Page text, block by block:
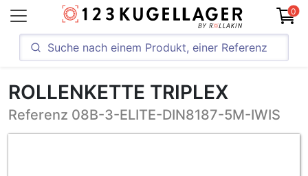
0
ROLLENKETTE TRIPLEX
Referenz 08B-3-ELITE-DIN8187-5M-IWIS